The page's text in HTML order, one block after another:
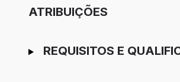
ATRIBUIÇÕES
REQUISITOS E